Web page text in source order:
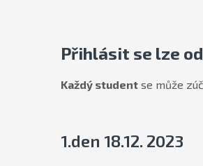
Přihlásit se lze od
Každý student se může
1.den 18.12. 2023